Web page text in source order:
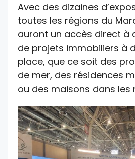
Avec des dizaines
toutes les régions du
auront un accès direct à
de projets immobiliers à
place, que ce soit des
de mer, des résidences
ou des maisons dans les